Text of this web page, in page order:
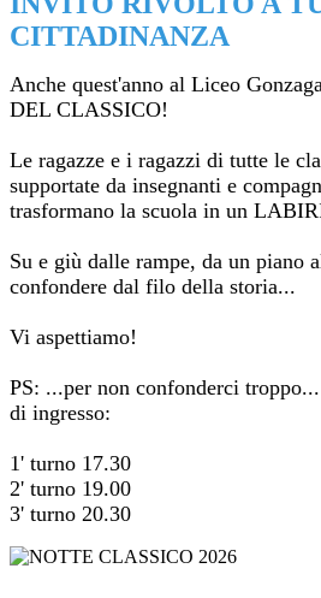
CITTADINANZA
Anche quest'anno al Liceo
DEL CLASSICO!
Le ragazze e i ragazzi di tutte le
supportate da insegnanti e
trasformano la scuola in un
Su e giù dalle rampe, da un piano
confondere dal filo della storia...
Vi aspettiamo!
PS: ...per non confonderci
di ingresso:
1' turno 17.30
2' turno 19.00
3' turno 20.30